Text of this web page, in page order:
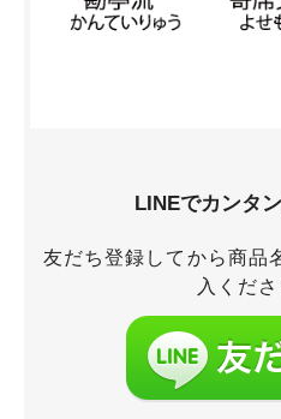
LINEでカンタ
友だち登録してから商品
入くださ